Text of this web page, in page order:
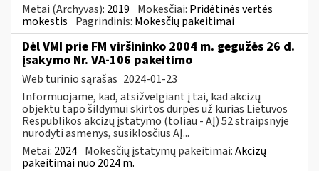
Metai (Archyvas): 2019 Mokesčiai: Pridėtinės vertės
mokestis Pagrindinis: Mokesčių pakeitimai
Dėl VMI prie FM viršininko 2004 m. gegužės 26 d.
įsakymo Nr. VA-106 pakeitimo
Web turinio sąrašas 2024-01-23
Informuojame, kad, atsižvelgiant į tai, kad akcizų
objektu tapo šildymui skirtos durpės už kurias Lietuvos
Respublikos akcizų įstatymo (toliau - AĮ) 52 straipsnyje
nurodyti asmenys, susiklosčius AĮ...
Metai: 2024 Mokesčių įstatymų pakeitimai:Akcizų
pakeitimai nuo 2024 m.